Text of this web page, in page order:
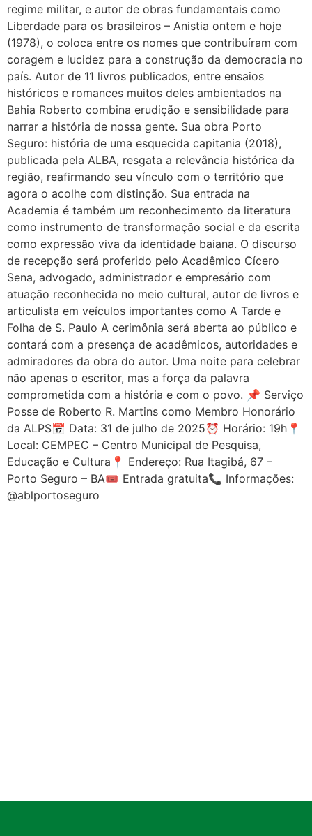
regime militar, e autor de obras fundamentais como
Liberdade para os brasileiros – Anistia ontem e hoje
(1978), o coloca entre os nomes que contribuíram com
coragem e lucidez para a construção da democracia no
país. Autor de 11 livros publicados, entre ensaios
históricos e romances muitos deles ambientados na
Bahia Roberto combina erudição e sensibilidade para
narrar a história de nossa gente. Sua obra Porto
Seguro: história de uma esquecida capitania (2018),
publicada pela ALBA, resgata a relevância histórica da
região, reafirmando seu vínculo com o território que
agora o acolhe com distinção. Sua entrada na
Academia é também um reconhecimento da literatura
como instrumento de transformação social e da escrita
como expressão viva da identidade baiana. O discurso
de recepção será proferido pelo Acadêmico Cícero
Sena, advogado, administrador e empresário com
atuação reconhecida no meio cultural, autor de livros e
articulista em veículos importantes como A Tarde e
Folha de S. Paulo A cerimônia será aberta ao público e
contará com a presença de acadêmicos, autoridades e
admiradores da obra do autor. Uma noite para celebrar
não apenas o escritor, mas a força da palavra
comprometida com a história e com o povo. 📌 Serviço
Posse de Roberto R. Martins como Membro Honorário
da ALPS📅 Data: 31 de julho de 2025⏰ Horário: 19h📍
Local: CEMPEC – Centro Municipal de Pesquisa,
Educação e Cultura📍 Endereço: Rua Itagibá, 67 –
Porto Seguro – BA🎟️ Entrada gratuita📞 Informações:
@ablportoseguro